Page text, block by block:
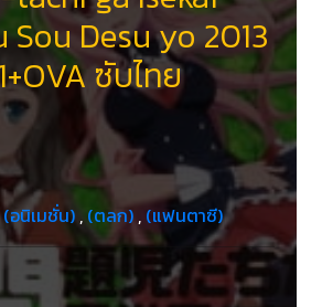
Sou Desu yo 2013
ซับไทย
(อนิเมชั่น), (ตลก) , (แฟนตาซี)